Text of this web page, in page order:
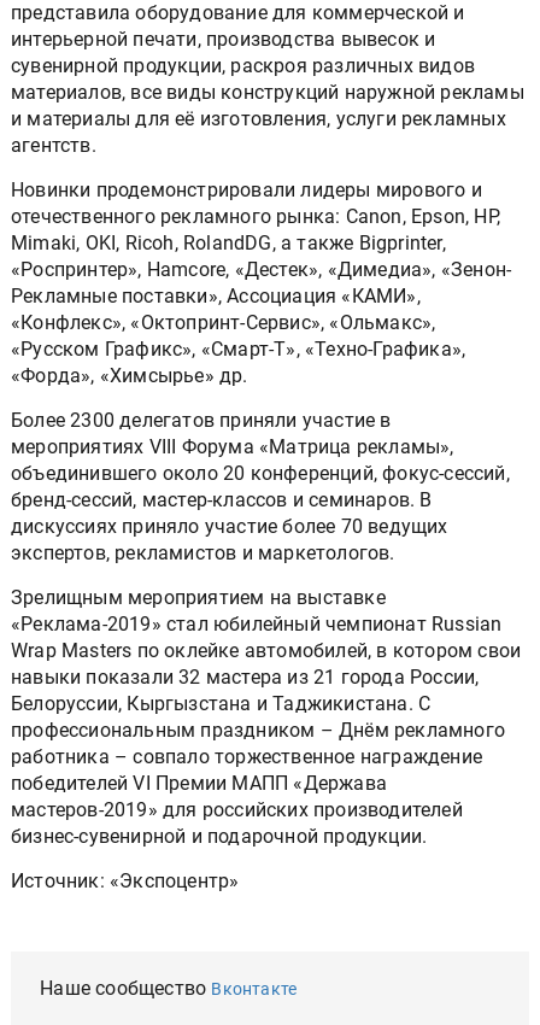
представила оборудование для коммерческой и
интерьерной печати, производства вывесок и
сувенирной продукции, раскроя различных видов
материалов, все виды конструкций наружной рекламы
и материалы для её изготовления, услуги рекламных
агентств.
Новинки продемонстрировали лидеры мирового и
отечественного рекламного рынка: Canon, Epson, HP,
Mimaki, OKI, Ricoh, RolandDG, а также Bigprinter,
«Роспринтер», Hamcore, «Дестек», «Димедиа», «Зенон-
Рекламные поставки», Ассоциация «КАМИ»,
«Конфлекс», «Октопринт-Сервис», «Ольмакс»,
«Русском Графикс», «Смарт-Т», «Техно-Графика»,
«Форда», «Химсырье» др.
Более 2300 делегатов приняли участие в
мероприятиях VIII Форума «Матрица рекламы»,
объединившего около 20 конференций, фокус-сессий,
бренд-сессий, мастер-классов и семинаров. В
дискуссиях приняло участие более 70 ведущих
экспертов, рекламистов и маркетологов.
Зрелищным мероприятием на выставке
«Реклама-2019» стал юбилейный чемпионат Russian
Wrap Masters по оклейке автомобилей, в котором свои
навыки показали 32 мастера из 21 города России,
Белоруссии, Кыргызстана и Таджикистана. С
профессиональным праздником – Днём рекламного
работника – совпало торжественное награждение
победителей VI Премии МАПП «Держава
мастеров-2019» для российских производителей
бизнес-сувенирной и подарочной продукции.
Источник: «Экспоцентр»
Наше сообщество Вконтакте